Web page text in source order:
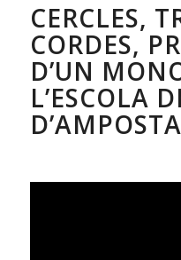
CERCLES,
CORDES,
D’UN
L’ESCOLA
D’AMPOSTA